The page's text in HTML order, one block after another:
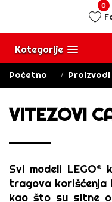
0
Kategorije
Početna Proizvodi
VITEZOVI
Svi modeli LEGO®
tragova korišćenja
kao što su sitne